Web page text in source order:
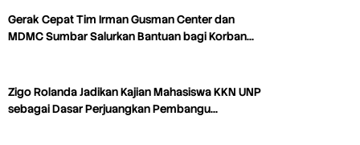
Gerak Cepat Tim Irman Gusman Center dan
MDMC Sumbar Salurkan Bantuan bagi Korban…
Zigo Rolanda Jadikan Kajian Mahasiswa KKN UNP
sebagai Dasar Perjuangkan Pembangu…